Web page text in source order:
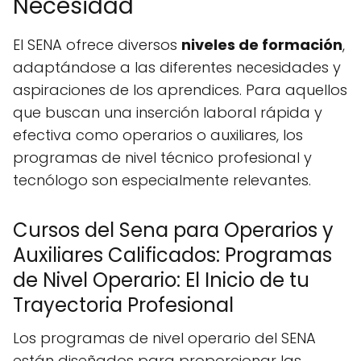
El SENA ofrece diversos niveles de formación,
adaptándose a las diferentes necesidades y
aspiraciones de los aprendices. Para aquellos
que buscan una inserción laboral rápida y
efectiva como operarios o auxiliares, los
programas de nivel técnico profesional y
tecnólogo son especialmente relevantes.
Cursos del Sena para Operarios y
Auxiliares Calificados: Programas
de Nivel Operario: El Inicio de tu
Trayectoria Profesional
Los programas de nivel operario del SENA